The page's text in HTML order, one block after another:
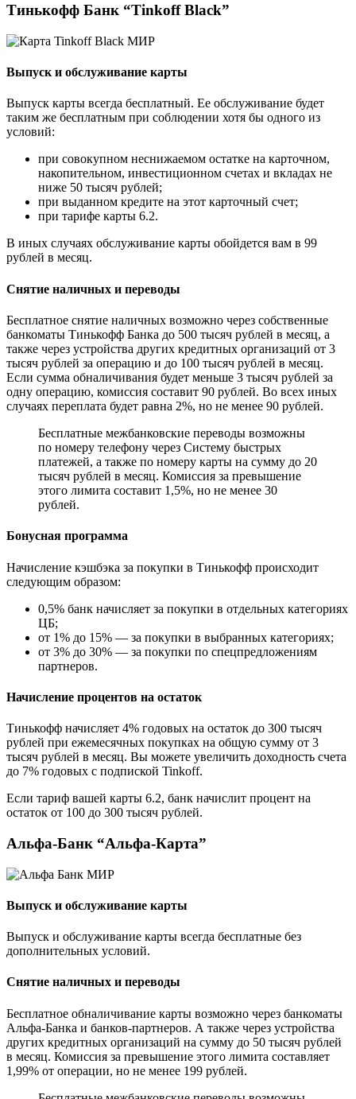
Тинькофф Банк “Tinkoff Black”
Выпуск и обслуживание карты
Выпуск карты всегда бесплатный. Ее обслуживание будет
таким же бесплатным при соблюдении хотя бы одного из
условий:
при совокупном неснижаемом остатке на карточном,
накопительном, инвестиционном счетах и вкладах не
ниже 50 тысяч рублей;
при выданном кредите на этот карточный счет;
при тарифе карты 6.2.
В иных случаях обслуживание карты обойдется вам в 99
рублей в месяц.
Снятие наличных и переводы
Бесплатное снятие наличных возможно через собственные
банкоматы Тинькофф Банка до 500 тысяч рублей в месяц, а
также через устройства других кредитных организаций от 3
тысяч рублей за операцию и до 100 тысяч рублей в месяц.
Если сумма обналичивания будет меньше 3 тысяч рублей за
одну операцию, комиссия составит 90 рублей. Во всех иных
случаях переплата будет равна 2%, но не менее 90 рублей.
Бесплатные межбанковские переводы возможны
по номеру телефону через Систему быстрых
платежей, а также по номеру карты на сумму до 20
тысяч рублей в месяц. Комиссия за превышение
этого лимита составит 1,5%, но не менее 30
рублей.
Бонусная программа
Начисление кэшбэка за покупки в Тинькофф происходит
следующим образом:
0,5% банк начисляет за покупки в отдельных категориях
ЦБ;
от 1% до 15% — за покупки в выбранных категориях;
от 3% до 30% — за покупки по спецпредложениям
партнеров.
Начисление процентов на остаток
Тинькофф начисляет 4% годовых на остаток до 300 тысяч
рублей при ежемесячных покупках на общую сумму от 3
тысяч рублей в месяц. Вы можете увеличить доходность счета
до 7% годовых с подпиской Tinkoff.
Если тариф вашей карты 6.2, банк начислит процент на
остаток от 100 до 300 тысяч рублей.
Альфа-Банк “Альфа-Карта”
Выпуск и обслуживание карты
Выпуск и обслуживание карты всегда бесплатные без
дополнительных условий.
Снятие наличных и переводы
Бесплатное обналичивание карты возможно через банкоматы
Альфа-Банка и банков-партнеров. А также через устройства
других кредитных организаций на сумму до 50 тысяч рублей
в месяц. Комиссия за превышение этого лимита составляет
1,99% от операции, но не менее 199 рублей.